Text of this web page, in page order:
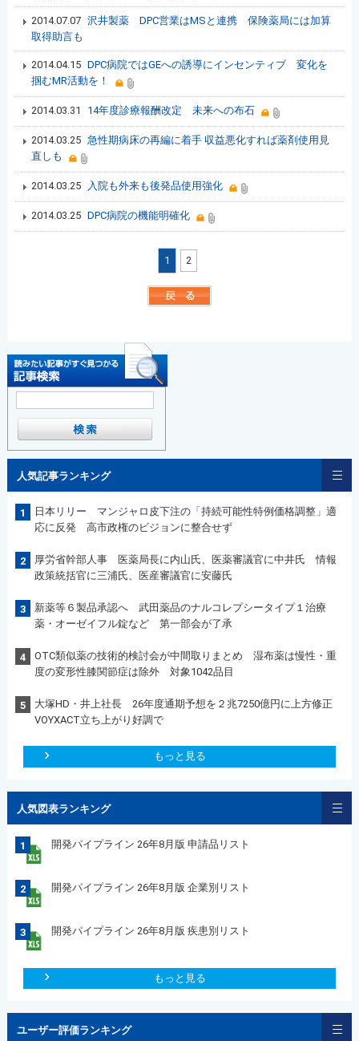
2014.07.07 沢井製薬 DPC営業はMSと連携 保険薬局には加算
取得助言も
2014.04.15 DPC病院ではGEへの誘導にインセンティブ 変化を
掴むMR活動を！
2014.03.31 14年度診療報酬改定 未来への布石
2014.03.25 急性期病床の再編に着手 収益悪化すれば薬剤使用見
直しも
2014.03.25 入院も外来も後発品使用強化
2014.03.25 DPC病院の機能明確化
1 2
人気記事ランキング
1
日本リリー マンジャロ皮下注の「持続可能性特例価格調整」適
応に反発 高市政権のビジョンに整合せず
2
厚労省幹部人事 医薬局長に内山氏、医薬審議官に中井氏 情報
政策統括官に三浦氏、医産審議官に安藤氏
3
新薬等６製品承認へ 武田薬品のナルコレプシータイプ１治療
薬・オーゼイフル錠など 第一部会が了承
4
OTC類似薬の技術的検討会が中間取りまとめ 湿布薬は慢性・重
度の変形性膝関節症は除外 対象1042品目
5
大塚HD・井上社長 26年度通期予想を２兆7250億円に上方修正
VOYXACT立ち上がり好調で
もっと見る
人気図表ランキング
1 開発パイプライン 26年8月版 申請品リスト
2 開発パイプライン 26年8月版 企業別リスト
3 開発パイプライン 26年8月版 疾患別リスト
もっと見る
ユーザー評価ランキング